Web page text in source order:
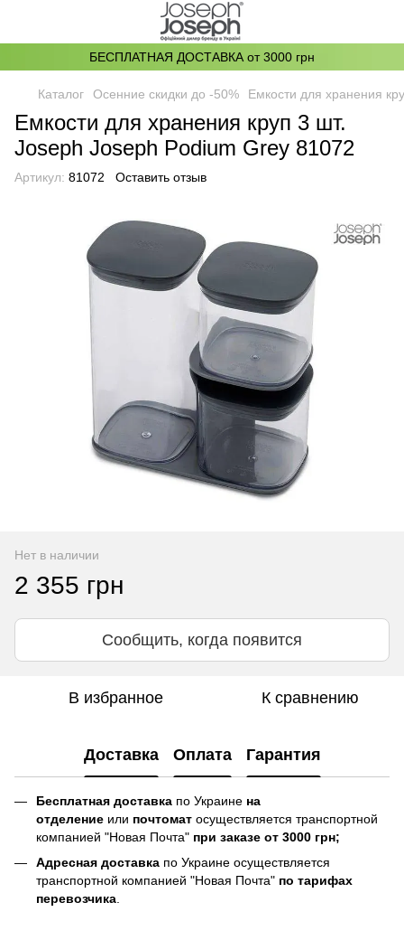
БЕСПЛАТНАЯ ДОСТАВКА от 3000 грн
Каталог Осенние скидки до -50% Емкости для хранения
Емкости для хранения круп 3 шт.
Joseph Joseph Podium Grey 81072
Артикул: 81072 Оставить отзыв
Нет в наличии
2 355 грн
Сообщить, когда появится
В избранное К сравнению
Доставка Оплата Гарантия
Бесплатная доставка по Украине на
отделение или почтомат осуществляется транспортной
компанией "Новая Почта" при заказе от 3000 грн;
Адресная доставка по Украине осуществляется
транспортной компанией "Новая Почта" по тарифах
перевозчика